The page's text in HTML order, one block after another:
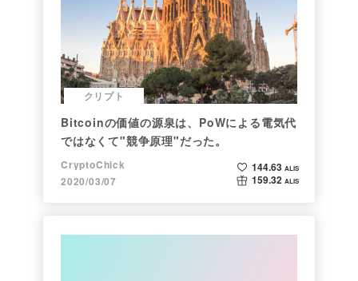
クリプト
Bitcoinの価値の源泉は、PoWによる電気代
ではなくて"競争原理"だった。
CryptoChick
2020/03/07
144.63 ALIS
159.32 ALIS